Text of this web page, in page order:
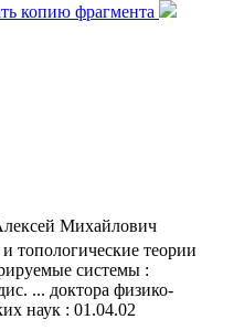
копию фрагмента
Михайлович
топологические теории
системы :
... доктора физико-
наук : 01.04.02